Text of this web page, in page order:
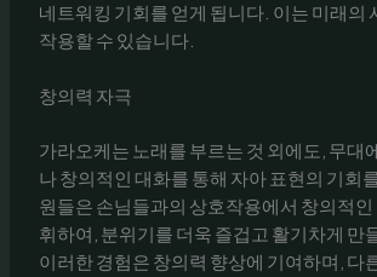
네트워킹 기회를 얻게 됩니다. 이는 미래의
작용할 수 있습니다.
창의력 자극
가라오케는 노래를 부르는 것 외에도, 무대
나 창의적인 대화를 통해 자아 표현의 기회
원들은 손님들과의 상호작용에서 창의적
휘하여, 분위기를 더욱 즐겁고 활기차게 만
이러한 경험은 창의력 향상에 기여하며, 다